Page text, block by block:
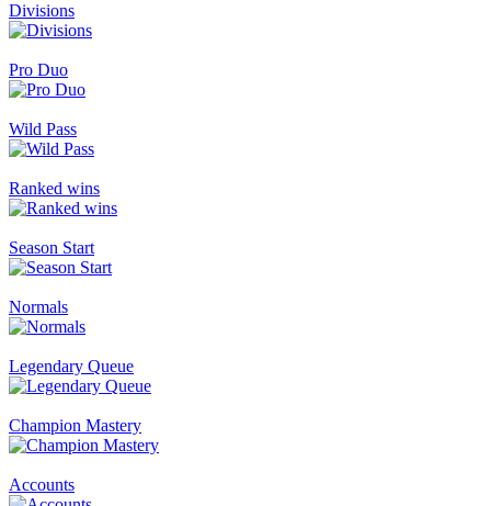
Divisions
Pro Duo
Wild Pass
Ranked wins
Season Start
Normals
Legendary Queue
Champion Mastery
Accounts